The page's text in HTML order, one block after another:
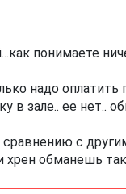
понимаете
надо
в зале.. ее нет..
с
обманешь